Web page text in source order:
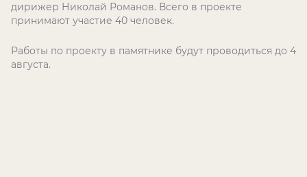
дирижер Николай Романов. Всего в проекте
принимают участие 40 человек.
Работы по проекту в памятнике будут проводиться до 4
августа.